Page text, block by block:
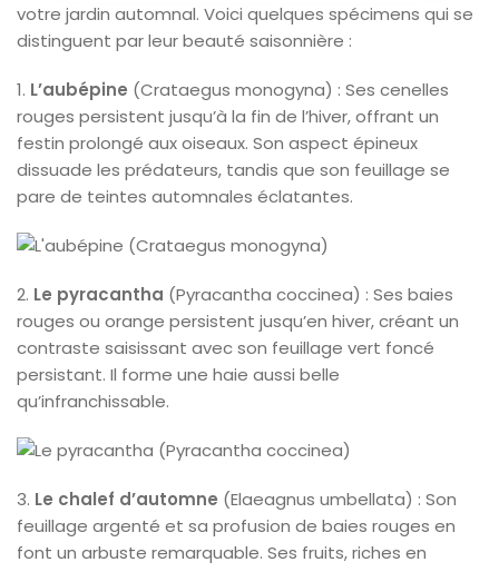
votre jardin automnal. Voici quelques spécimens qui se
distinguent par leur beauté saisonnière :
1. L’aubépine (Crataegus monogyna) : Ses cenelles
rouges persistent jusqu’à la fin de l’hiver, offrant un
festin prolongé aux oiseaux. Son aspect épineux
dissuade les prédateurs, tandis que son feuillage se
pare de teintes automnales éclatantes.
2. Le pyracantha (Pyracantha coccinea) : Ses baies
rouges ou orange persistent jusqu’en hiver, créant un
contraste saisissant avec son feuillage vert foncé
persistant. Il forme une haie aussi belle
qu’infranchissable.
3. Le chalef d’automne (Elaeagnus umbellata) : Son
feuillage argenté et sa profusion de baies rouges en
font un arbuste remarquable. Ses fruits, riches en